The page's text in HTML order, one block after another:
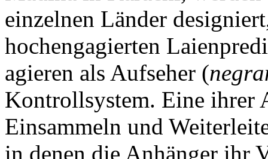
einzelnen Länder
hochengagierten
agieren als Aufseher (
Kontrollsystem. Eine ihrer
Einsammeln und
in denen die Anhänger ihr